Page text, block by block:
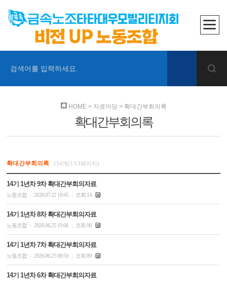
검색어를 입력하세요.
HOME> 자료마당> 확대간부회의록
확대간부회의록
확대간부회의록 254개(1/13페이지)
14기 1년차 9차 확대간부회의자료
노동조합 2026.07.22 10:45 조회 14
14기 1년차 8차 확대간부회의자료
노동조합 2026.06.25 19:06 조회 98
14기 1년차 7차 확대간부회의자료
노동조합 2026.06.25 08:59 조회 89
14기 1년차 6차 확대간부회의자료